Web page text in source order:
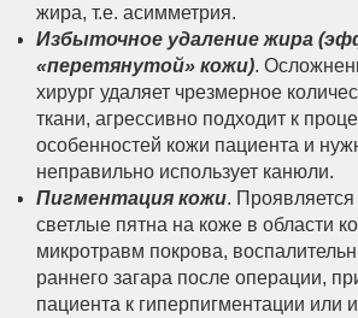
жира, т.е. асимметрия.
Избыточное удаление жира
«перетянутой» кожи).
хирург удаляет чрезмерное
ткани, агрессивно подходит к
особенностей кожи пациента и
неправильно использует канюли.
Пигментация кожи.
светлые пятна на коже в области
микротравм покрова,
раннего загара после операции,
пациента к гиперпигментации или